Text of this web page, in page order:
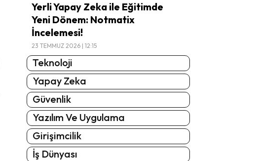
Yerli Yapay Zeka ile Eğitimde
Yeni Dönem: Notmatix
İncelemesi!
23 TEMMUZ 2026 | 12:15
Teknoloji
Yapay Zeka
Güvenlik
Yazılım Ve Uygulama
Girişimcilik
İş Dünyası